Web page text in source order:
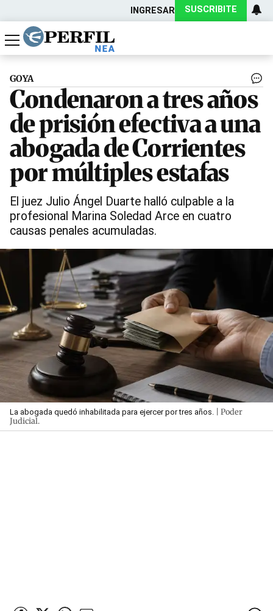
INGRESAR SUSCRIBITE
Política
Economía
Actualidad
GOYA
Condenaron a tres años
de prisión efectiva a una
abogada de Corrientes
por múltiples estafas
El juez Julio Ángel Duarte halló culpable a la
profesional Marina Soledad Arce en cuatro
causas penales acumuladas.
La abogada quedó inhabilitada para ejercer por tres años. | Poder
Judicial.